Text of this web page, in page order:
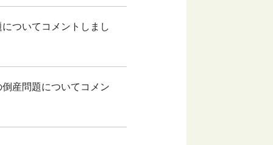
ついてコメントしまし
産問題についてコメン